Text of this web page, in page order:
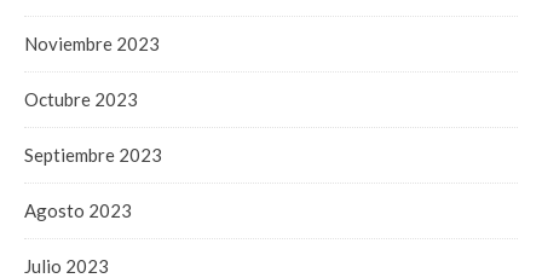
Noviembre 2023
Octubre 2023
Septiembre 2023
Agosto 2023
Julio 2023